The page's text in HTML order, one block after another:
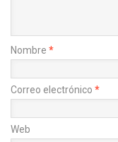
Nombre *
Correo electrónico *
Web